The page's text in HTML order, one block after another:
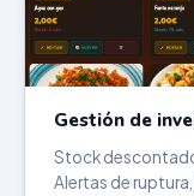
Gestión de
Stock
Alertas de